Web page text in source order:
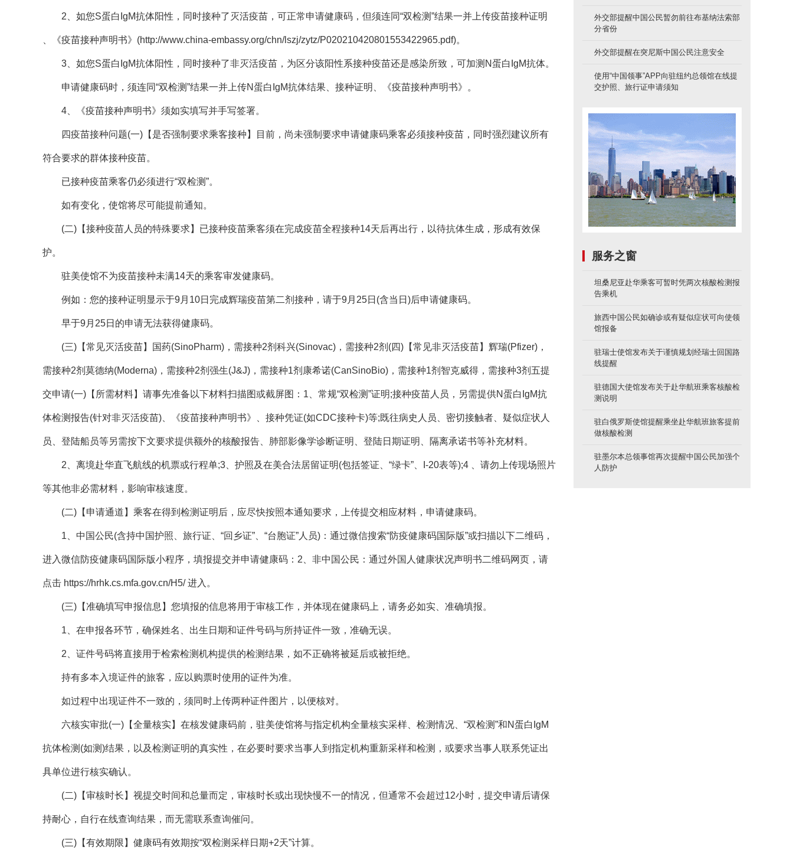
2、如您S蛋白IgM抗体阳性，同时接种了灭活疫苗，可正常申请健康码，但须连同“双检测”结果一并上传疫苗接种证明
、《疫苗接种声明书》(http://www.china-embassy.org/chn/lszj/zytz/P020210420801553422965.pdf)。
3、如您S蛋白IgM抗体阳性，同时接种了非灭活疫苗，为区分该阳性系接种疫苗还是感染所致，可加测N蛋白IgM抗体。
申请健康码时，须连同“双检测”结果一并上传N蛋白IgM抗体结果、接种证明、《疫苗接种声明书》。
4、《疫苗接种声明书》须如实填写并手写签署。
四疫苗接种问题(一)【是否强制要求乘客接种】目前，尚未强制要求申请健康码乘客必须接种疫苗，同时强烈建议所有
符合要求的群体接种疫苗。
已接种疫苗乘客仍必须进行“双检测”。
如有变化，使馆将尽可能提前通知。
(二)【接种疫苗人员的特殊要求】已接种疫苗乘客须在完成疫苗全程接种14天后再出行，以待抗体生成，形成有效保
护。
驻美使馆不为疫苗接种未满14天的乘客审发健康码。
例如：您的接种证明显示于9月10日完成辉瑞疫苗第二剂接种，请于9月25日(含当日)后申请健康码。
早于9月25日的申请无法获得健康码。
(三)【常见灭活疫苗】国药(SinoPharm)，需接种2剂科兴(Sinovac)，需接种2剂(四)【常见非灭活疫苗】辉瑞(Pfizer)，
需接种2剂莫德纳(Moderna)，需接种2剂强生(J&J)，需接种1剂康希诺(CanSinoBio)，需接种1剂智克威得，需接种3剂五提
交申请(一)【所需材料】请事先准备以下材料扫描图或截屏图：1、常规“双检测”证明;接种疫苗人员，另需提供N蛋白IgM抗
体检测报告(针对非灭活疫苗)、《疫苗接种声明书》、接种凭证(如CDC接种卡)等;既往病史人员、密切接触者、疑似症状人
员、登陆船员等另需按下文要求提供额外的核酸报告、肺部影像学诊断证明、登陆日期证明、隔离承诺书等补充材料。
2、离境赴华直飞航线的机票或行程单;3、护照及在美合法居留证明(包括签证、“绿卡”、I-20表等);4 、请勿上传现场照片
等其他非必需材料，影响审核速度。
(二)【申请通道】乘客在得到检测证明后，应尽快按照本通知要求，上传提交相应材料，申请健康码。
1、中国公民(含持中国护照、旅行证、“回乡证”、“台胞证”人员)：通过微信搜索“防疫健康码国际版”或扫描以下二维码，
进入微信防疫健康码国际版小程序，填报提交并申请健康码：2、非中国公民：通过外国人健康状况声明书二维码网页，请
点击 https://hrhk.cs.mfa.gov.cn/H5/ 进入。
(三)【准确填写申报信息】您填报的信息将用于审核工作，并体现在健康码上，请务必如实、准确填报。
1、在申报各环节，确保姓名、出生日期和证件号码与所持证件一致，准确无误。
2、证件号码将直接用于检索检测机构提供的检测结果，如不正确将被延后或被拒绝。
持有多本入境证件的旅客，应以购票时使用的证件为准。
如过程中出现证件不一致的，须同时上传两种证件图片，以便核对。
六核实审批(一)【全量核实】在核发健康码前，驻美使馆将与指定机构全量核实采样、检测情况、“双检测”和N蛋白IgM
抗体检测(如测)结果，以及检测证明的真实性，在必要时要求当事人到指定机构重新采样和检测，或要求当事人联系凭证出
具单位进行核实确认。
(二)【审核时长】视提交时间和总量而定，审核时长或出现快慢不一的情况，但通常不会超过12小时，提交申请后请保
持耐心，自行在线查询结果，而无需联系查询催问。
(三)【有效期限】健康码有效期按“双检测采样日期+2天”计算。
外交部提醒中国公民暂勿前往布基纳法索部
分省份
外交部提醒在突尼斯中国公民注意安全
使用“中国领事”APP向驻纽约总领馆在线提
交护照、旅行证申请须知
服务之窗
坦桑尼亚赴华乘客可暂时凭两次核酸检测报
告乘机
旅西中国公民如确诊或有疑似症状可向使领
馆报备
驻瑞士使馆发布关于谨慎规划经瑞士回国路
线提醒
驻德国大使馆发布关于赴华航班乘客核酸检
测说明
驻白俄罗斯使馆提醒乘坐赴华航班旅客提前
做核酸检测
驻墨尔本总领事馆再次提醒中国公民加强个
人防护